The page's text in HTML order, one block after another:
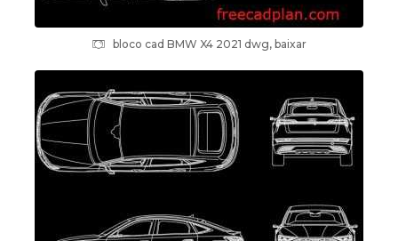
bloco cad BMW X4 2021 dwg, baixar